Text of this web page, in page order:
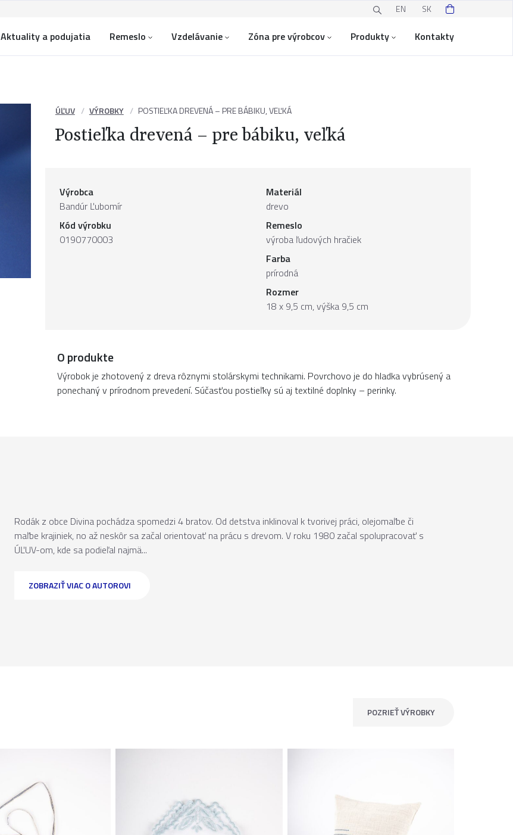
EN SK
Aktuality a podujatia Remeslo Vzdelávanie Zóna pre výrobcov Produkty Kontakty
ÚĽUV VÝROBKY POSTIEĽKA DREVENÁ – PRE BÁBIKU, VEĽKÁ
Postieľka drevená – pre bábiku, veľká
Výrobca
Bandúr Ľubomír
Kód výrobku
0190770003
Materiál
drevo
Remeslo
výroba ľudových hračiek
Farba
prírodná
Rozmer
18 x 9,5 cm, výška 9,5 cm
O produkte
Výrobok je zhotovený z dreva rôznymi stolárskymi technikami. Povrchovo je do hladka vybrúsený a
ponechaný v prírodnom prevedení. Súčasťou postieľky sú aj textilné doplnky – perinky.
Rodák z obce Divina pochádza spomedzi 4 bratov. Od detstva inklinoval k tvorivej práci, olejomaľbe či
maľbe krajiniek, no až neskôr sa začal orientovať na prácu s drevom. V roku 1980 začal spolupracovať s
ÚĽUV-om, kde sa podieľal najmä...
ZOBRAZIŤ VIAC O AUTOROVI
POZRIEŤ VÝROBKY